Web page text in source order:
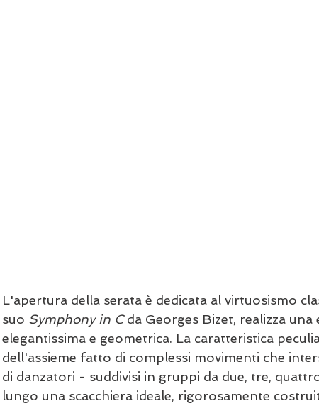
L'apertura della serata è dedicata al virtuosismo
suo Symphony in C da Georges Bizet, realizza una
elegantissima e geometrica. La caratteristica
dell'assieme fatto di complessi movimenti che
di danzatori - suddivisi in gruppi da due, tre,
lungo una scacchiera ideale, rigorosamente